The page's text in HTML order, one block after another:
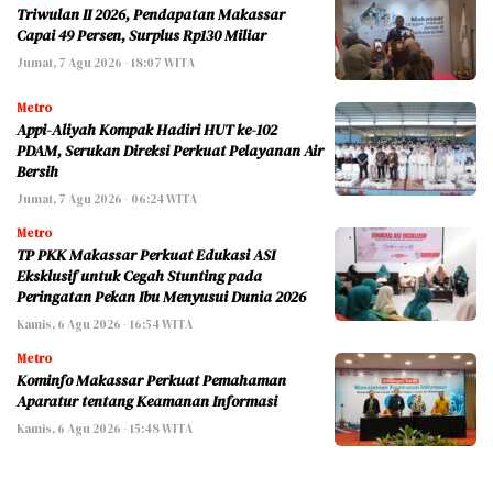
Triwulan II 2026, Pendapatan Makassar
Capai 49 Persen, Surplus Rp130 Miliar
Jumat, 7 Agu 2026 - 18:07 WITA
Metro
Appi-Aliyah Kompak Hadiri HUT ke-102
PDAM, Serukan Direksi Perkuat Pelayanan Air
Bersih
Jumat, 7 Agu 2026 - 06:24 WITA
Metro
TP PKK Makassar Perkuat Edukasi ASI
Eksklusif untuk Cegah Stunting pada
Peringatan Pekan Ibu Menyusui Dunia 2026
Kamis, 6 Agu 2026 - 16:54 WITA
Metro
Kominfo Makassar Perkuat Pemahaman
Aparatur tentang Keamanan Informasi
Kamis, 6 Agu 2026 - 15:48 WITA